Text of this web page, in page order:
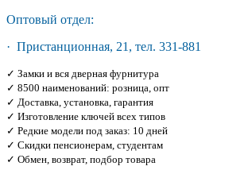
Оптовый отдел:
· Пристанционная, 21, тел. 331-881
✓ Замки и вся дверная фурнитура
✓ 8500 наименований: розница, опт
✓ Доставка, установка, гарантия
✓ Изготовление ключей всех типов
✓ Редкие модели под заказ: 10 дней
✓ Скидки пенсионерам, студентам
✓ Обмен, возврат, подбор товара